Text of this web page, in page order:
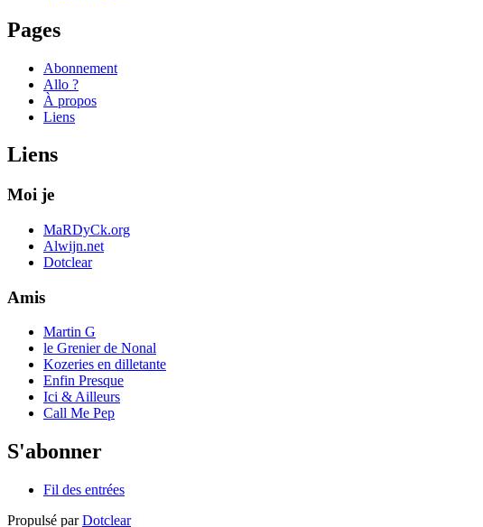
Pages
Abonnement
Allo ?
À propos
Liens
Liens
Moi je
MaRDyCk.org
Alwijn.net
Dotclear
Amis
Martin G
le Grenier de Nonal
Kozeries en dilletante
Enfin Presque
Ici & Ailleurs
Call Me Pep
S'abonner
Fil des entrées
Propulsé parDotclear